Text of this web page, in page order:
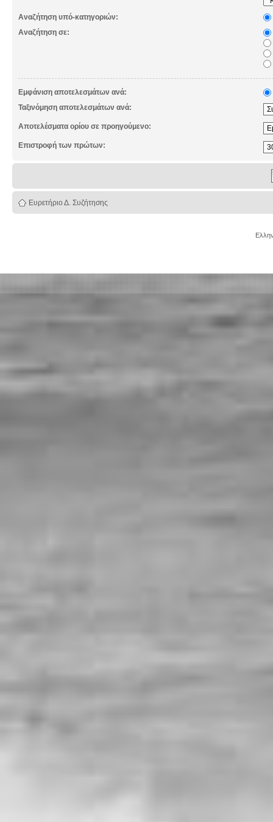
Αναζήτηση υπό-κατηγοριών:
Αναζήτηση σε:
Εμφάνιση αποτελεσμάτων ανά:
Ταξινόμηση αποτελεσμάτων ανά:
Αποτελέσματα ορίου σε προηγούμενο:
Επιστροφή των πρώτων:
Ευρετήριο Δ. Συζήτησης